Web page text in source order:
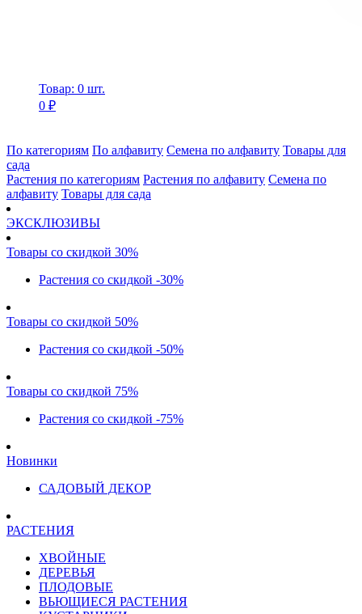
Товар: 0 шт.
0 ₽
По категориям По алфавиту Семена по алфавиту Товары для
сада
Растения по категориям Растения по алфавиту Семена по
алфавиту Товары для сада
ЭКСКЛЮЗИВЫ
Товары со скидкой 30%
Растения со скидкой -30%
Товары со скидкой 50%
Растения со скидкой -50%
Товары со скидкой 75%
Растения со скидкой -75%
Новинки
САДОВЫЙ ДЕКОР
РАСТЕНИЯ
ХВОЙНЫЕ
ДЕРЕВЬЯ
ПЛОДОВЫЕ
ВЬЮЩИЕСЯ РАСТЕНИЯ